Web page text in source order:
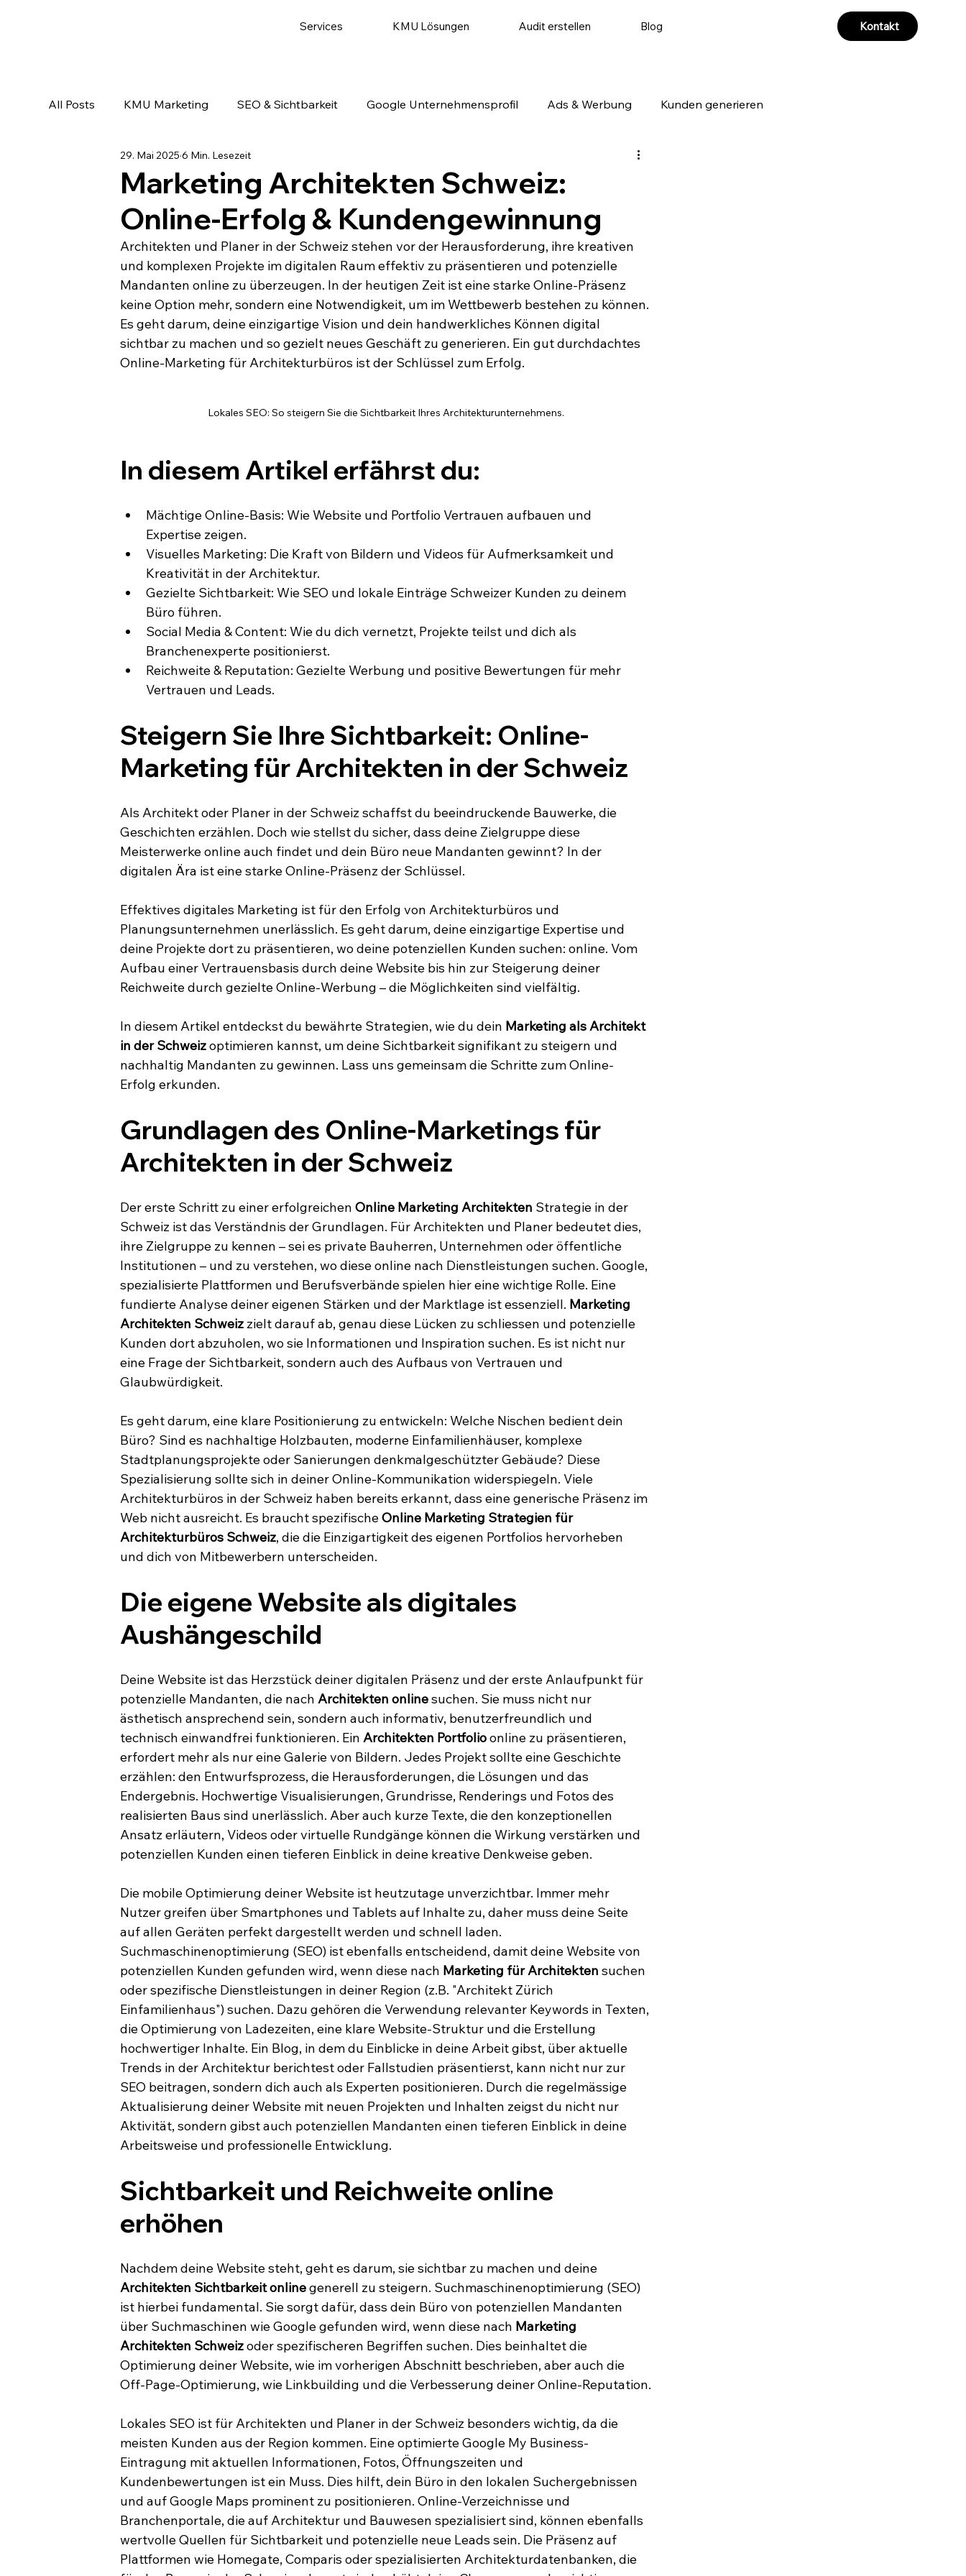
Services KMU Lösungen Audit erstellen Blog Kontakt
All Posts KMU Marketing SEO & Sichtbarkeit Google Unternehmensprofil Ads & Werbung Kunden generieren
Email-Marketing & Lead Nurturing Social Media & Videoproduktion
Marketing Architekten Schweiz:
Online-Erfolg & Kundengewinnung
29. Mai 2025 6 Min. Lesezeit
Architekten und Planer in der Schweiz stehen vor der Herausforderung, ihre kreativen
und komplexen Projekte im digitalen Raum effektiv zu präsentieren und potenzielle
Mandanten online zu überzeugen. In der heutigen Zeit ist eine starke Online-Präsenz
keine Option mehr, sondern eine Notwendigkeit, um im Wettbewerb bestehen zu können.
Es geht darum, deine einzigartige Vision und dein handwerkliches Können digital
sichtbar zu machen und so gezielt neues Geschäft zu generieren. Ein gut durchdachtes
Online-Marketing für Architekturbüros ist der Schlüssel zum Erfolg.
Lokales SEO: So steigern Sie die Sichtbarkeit Ihres Architekturunternehmens.
In diesem Artikel erfährst du:
Mächtige Online-Basis: Wie Website und Portfolio Vertrauen aufbauen und
Expertise zeigen.
Visuelles Marketing: Die Kraft von Bildern und Videos für Aufmerksamkeit und
Kreativität in der Architektur.
Gezielte Sichtbarkeit: Wie SEO und lokale Einträge Schweizer Kunden zu deinem
Büro führen.
Social Media & Content: Wie du dich vernetzt, Projekte teilst und dich als
Branchenexperte positionierst.
Reichweite & Reputation: Gezielte Werbung und positive Bewertungen für mehr
Vertrauen und Leads.
Steigern Sie Ihre Sichtbarkeit: Online-
Marketing für Architekten in der Schweiz
Als Architekt oder Planer in der Schweiz schaffst du beeindruckende Bauwerke, die
Geschichten erzählen. Doch wie stellst du sicher, dass deine Zielgruppe diese
Meisterwerke online auch findet und dein Büro neue Mandanten gewinnt? In der
digitalen Ära ist eine starke Online-Präsenz der Schlüssel.
Effektives digitales Marketing ist für den Erfolg von Architekturbüros und
Planungsunternehmen unerlässlich. Es geht darum, deine einzigartige Expertise und
deine Projekte dort zu präsentieren, wo deine potenziellen Kunden suchen: online. Vom
Aufbau einer Vertrauensbasis durch deine Website bis hin zur Steigerung deiner
Reichweite durch gezielte Online-Werbung – die Möglichkeiten sind vielfältig.
In diesem Artikel entdeckst du bewährte Strategien, wie du dein Marketing als Architekt
in der Schweiz optimieren kannst, um deine Sichtbarkeit signifikant zu steigern und
nachhaltig Mandanten zu gewinnen. Lass uns gemeinsam die Schritte zum Online-
Erfolg erkunden.
Grundlagen des Online-Marketings für
Architekten in der Schweiz
Der erste Schritt zu einer erfolgreichen Online Marketing Architekten Strategie in der
Schweiz ist das Verständnis der Grundlagen. Für Architekten und Planer bedeutet dies,
ihre Zielgruppe zu kennen – sei es private Bauherren, Unternehmen oder öffentliche
Institutionen – und zu verstehen, wo diese online nach Dienstleistungen suchen. Google,
spezialisierte Plattformen und Berufsverbände spielen hier eine wichtige Rolle. Eine
fundierte Analyse deiner eigenen Stärken und der Marktlage ist essenziell. Marketing
Architekten Schweiz zielt darauf ab, genau diese Lücken zu schliessen und potenzielle
Kunden dort abzuholen, wo sie Informationen und Inspiration suchen. Es ist nicht nur
eine Frage der Sichtbarkeit, sondern auch des Aufbaus von Vertrauen und
Glaubwürdigkeit.
Es geht darum, eine klare Positionierung zu entwickeln: Welche Nischen bedient dein
Büro? Sind es nachhaltige Holzbauten, moderne Einfamilienhäuser, komplexe
Stadtplanungsprojekte oder Sanierungen denkmalgeschützter Gebäude? Diese
Spezialisierung sollte sich in deiner Online-Kommunikation widerspiegeln. Viele
Architekturbüros in der Schweiz haben bereits erkannt, dass eine generische Präsenz im
Web nicht ausreicht. Es braucht spezifische Online Marketing Strategien für
Architekturbüros Schweiz, die die Einzigartigkeit des eigenen Portfolios hervorheben
und dich von Mitbewerbern unterscheiden.
Die eigene Website als digitales
Aushängeschild
Deine Website ist das Herzstück deiner digitalen Präsenz und der erste Anlaufpunkt für
potenzielle Mandanten, die nach Architekten online suchen. Sie muss nicht nur
ästhetisch ansprechend sein, sondern auch informativ, benutzerfreundlich und
technisch einwandfrei funktionieren. Ein Architekten Portfolio online zu präsentieren,
erfordert mehr als nur eine Galerie von Bildern. Jedes Projekt sollte eine Geschichte
erzählen: den Entwurfsprozess, die Herausforderungen, die Lösungen und das
Endergebnis. Hochwertige Visualisierungen, Grundrisse, Renderings und Fotos des
realisierten Baus sind unerlässlich. Aber auch kurze Texte, die den konzeptionellen
Ansatz erläutern, Videos oder virtuelle Rundgänge können die Wirkung verstärken und
potenziellen Kunden einen tieferen Einblick in deine kreative Denkweise geben.
Die mobile Optimierung deiner Website ist heutzutage unverzichtbar. Immer mehr
Nutzer greifen über Smartphones und Tablets auf Inhalte zu, daher muss deine Seite
auf allen Geräten perfekt dargestellt werden und schnell laden.
Suchmaschinenoptimierung (SEO) ist ebenfalls entscheidend, damit deine Website von
potenziellen Kunden gefunden wird, wenn diese nach Marketing für Architekten suchen
oder spezifische Dienstleistungen in deiner Region (z.B. "Architekt Zürich
Einfamilienhaus") suchen. Dazu gehören die Verwendung relevanter Keywords in Texten,
die Optimierung von Ladezeiten, eine klare Website-Struktur und die Erstellung
hochwertiger Inhalte. Ein Blog, in dem du Einblicke in deine Arbeit gibst, über aktuelle
Trends in der Architektur berichtest oder Fallstudien präsentierst, kann nicht nur zur
SEO beitragen, sondern dich auch als Experten positionieren. Durch die regelmässige
Aktualisierung deiner Website mit neuen Projekten und Inhalten zeigst du nicht nur
Aktivität, sondern gibst auch potenziellen Mandanten einen tieferen Einblick in deine
Arbeitsweise und professionelle Entwicklung.
Sichtbarkeit und Reichweite online
erhöhen
Nachdem deine Website steht, geht es darum, sie sichtbar zu machen und deine
Architekten Sichtbarkeit online generell zu steigern. Suchmaschinenoptimierung (SEO)
ist hierbei fundamental. Sie sorgt dafür, dass dein Büro von potenziellen Mandanten
über Suchmaschinen wie Google gefunden wird, wenn diese nach Marketing
Architekten Schweiz oder spezifischeren Begriffen suchen. Dies beinhaltet die
Optimierung deiner Website, wie im vorherigen Abschnitt beschrieben, aber auch die
Off-Page-Optimierung, wie Linkbuilding und die Verbesserung deiner Online-Reputation.
Lokales SEO ist für Architekten und Planer in der Schweiz besonders wichtig, da die
meisten Kunden aus der Region kommen. Eine optimierte Google My Business-
Eintragung mit aktuellen Informationen, Fotos, Öffnungszeiten und
Kundenbewertungen ist ein Muss. Dies hilft, dein Büro in den lokalen Suchergebnissen
und auf Google Maps prominent zu positionieren. Online-Verzeichnisse und
Branchenportale, die auf Architektur und Bauwesen spezialisiert sind, können ebenfalls
wertvolle Quellen für Sichtbarkeit und potenzielle neue Leads sein. Die Präsenz auf
Plattformen wie Homegate, Comparis oder spezialisierten Architekturdatenbanken, die